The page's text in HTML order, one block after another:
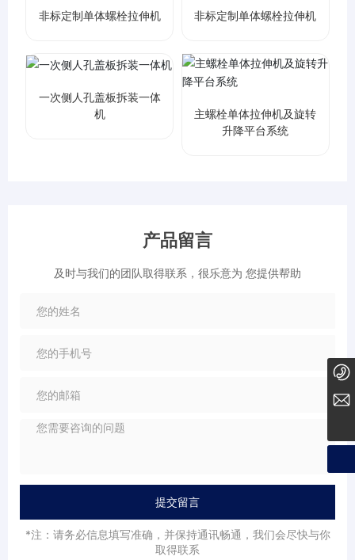
非标定制单体螺栓拉伸机 非标定制单体螺栓拉伸机
一次侧人孔盖板拆装一体
机
主螺栓单体拉伸机及旋转
升降平台系统
产品留言
及时与我们的团队取得联系，很乐意为 您提供帮助
提交留言
*注：请务必信息填写准确，并保持通讯畅通，我们会尽快与你
取得联系